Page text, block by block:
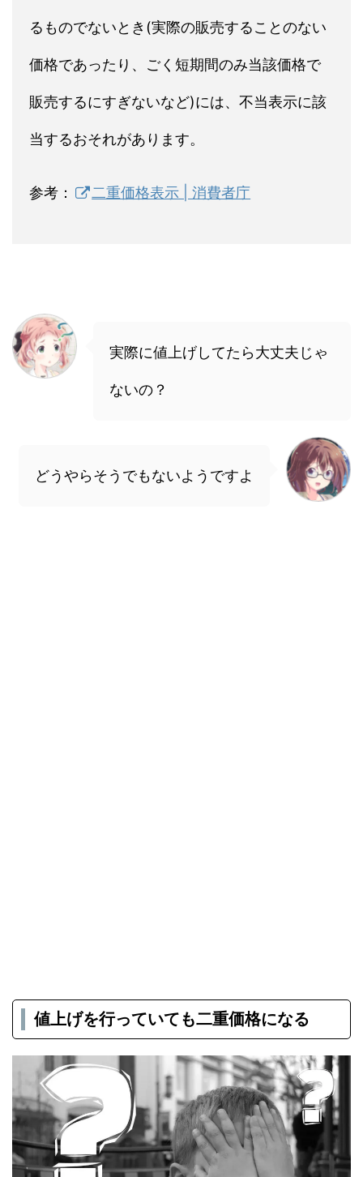
るものでないとき(実際の販売することのない
価格であったり、ごく短期間のみ当該価格で
販売するにすぎないなど)には、不当表示に該
当するおそれがあります。
参考： 二重価格表示 | 消費者庁
実際に値上げしてたら大丈夫じゃ
ないの？
どうやらそうでもないようですよ
値上げを行っていても二重価格になる